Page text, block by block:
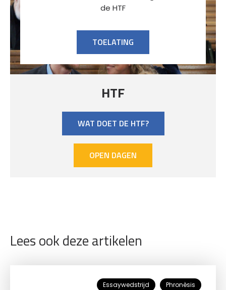
de HTF
TOELATING
HTF
WAT DOET DE HTF?
OPEN DAGEN
Lees ook deze artikelen
Essaywedstrijd Phronèsis